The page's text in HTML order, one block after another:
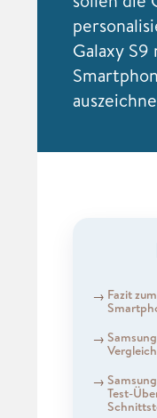
Galaxy
Fazit
Test-